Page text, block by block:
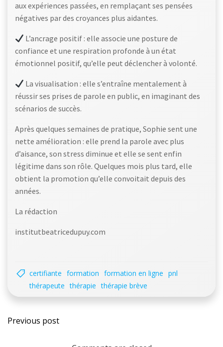
aux expériences passées, en remplaçant ses pensées
négatives par des croyances plus aidantes.
L’ancrage positif : elle associe une posture de
confiance et une respiration profonde à un état
émotionnel positif, qu’elle peut déclencher à volonté.
La visualisation : elle s’entraîne mentalement à
réussir ses prises de parole en public, en imaginant des
scénarios de succès.
Après quelques semaines de pratique, Sophie sent une
nette amélioration : elle prend la parole avec plus
d’aisance, son stress diminue et elle se sent enfin
légitime dans son rôle. Quelques mois plus tard, elle
obtient la promotion qu’elle convoitait depuis des
années.
La rédaction
institutbeatricedupuy.com
certifiante formation formation en ligne pnl
thérapeute thérapie thérapie brève
Post
Previous post